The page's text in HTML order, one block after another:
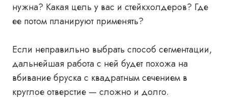
нужна? Какая цель у вас и стейкхолдеров? Где
ее потом планируют применять?
Если неправильно выбрать способ сегментации,
дальнейшая работа с ней будет похожа на
вбивание бруска с квадратным сечением в
круглое отверстие — сложно и долго.